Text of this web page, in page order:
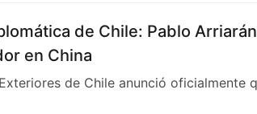
de Chile: Pablo Arriarán
en China
de Chile anunció oficialmente